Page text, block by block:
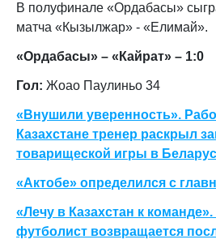
В полуфинале «Ордабасы»
матча «Кызылжар» - «Елимай».
«Ордабасы» – «Кайрат» – 1:0
Гол: Жоао Паулиньо 34
«Внушили уверенность».
Казахстане тренер раскрыл
товарищеской игры в
«Актобе» определился с
«Лечу в Казахстан к
футболист возвращается